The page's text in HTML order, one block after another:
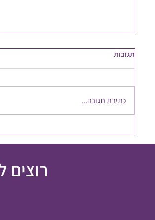
להשקיע במשאב הכי חשוב
תגובות
כתיבת תגובה...
רוצים